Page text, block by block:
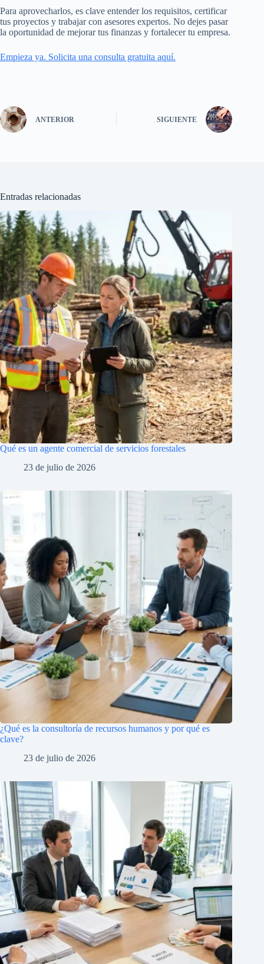
Para aprovecharlos, es clave entender los requisitos, certificar
tus proyectos y trabajar con asesores expertos. No dejes pasar
la oportunidad de mejorar tus finanzas y fortalecer tu empresa.
Empieza ya. Solicita una consulta gratuita aquí.
ANTERIOR SIGUIENTE
Entradas relacionadas
Qué es un agente comercial de servicios forestales
23 de julio de 2026
¿Qué es la consultoría de recursos humanos y por qué es
clave?
23 de julio de 2026